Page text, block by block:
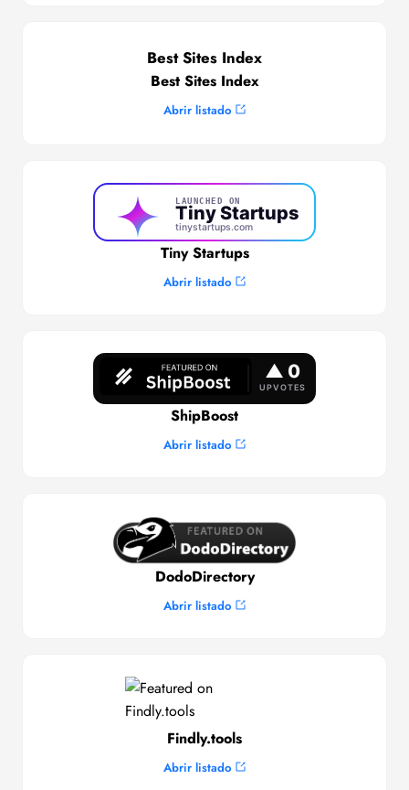
Best Sites Index
Best Sites Index
Abrir listado
Tiny Startups
Abrir listado
ShipBoost
Abrir listado
DodoDirectory
Abrir listado
Findly.tools
Abrir listado